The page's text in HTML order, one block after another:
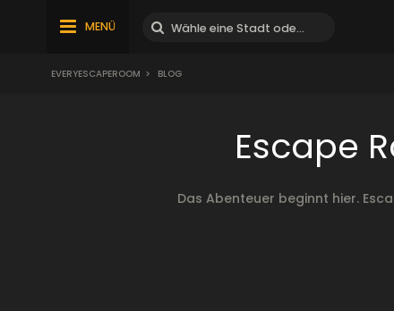
MENÜ
EVERYESCAPEROOM > BLOG
Escape
Das Abenteuer beginnt hier.